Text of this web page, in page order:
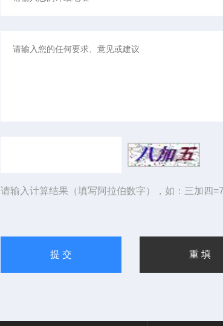
请输入计算结果（填写阿拉伯数字），如：三加四=7